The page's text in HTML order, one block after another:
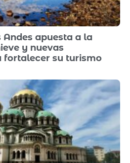
apuesta a la
y nuevas
fortalecer su turismo